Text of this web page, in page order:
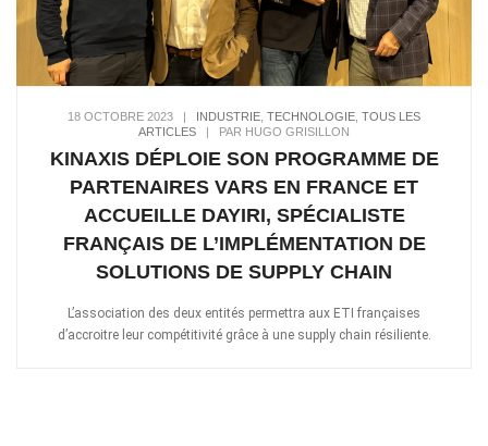
18 OCTOBRE 2023 INDUSTRIE TECHNOLOGIE TOUS LES
ARTICLES
PAR HUGO GRISILLON
KINAXIS DÉPLOIE SON PROGRAMME DE
PARTENAIRES VARS EN FRANCE ET
ACCUEILLE DAYIRI, SPÉCIALISTE
FRANÇAIS DE L’IMPLÉMENTATION DE
SOLUTIONS DE SUPPLY CHAIN
L’association des deux entités permettra aux ETI françaises
d’accroitre leur compétitivité grâce à une supply chain résiliente.